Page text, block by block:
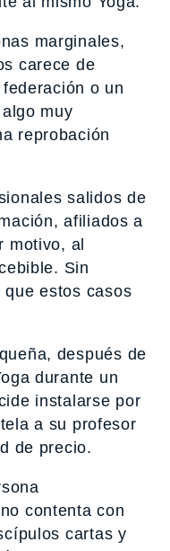
marginales,
carece de
o un
muy
reprobación
salidos de
afiliados a
motivo, al
Sin
estos casos
después de
durante un
instalarse por
a su profesor
de precio.
contenta con
cartas y